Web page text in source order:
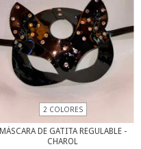
2 COLORES
MÁSCARA DE GATITA REGULABLE -
CHAROL